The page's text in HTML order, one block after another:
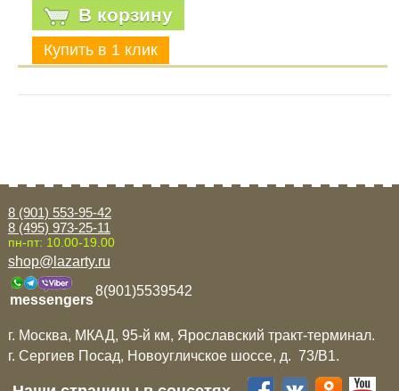
В корзину
8 (901) 553-95-42
8 (495) 973-25-11
пн-пт: 10.00-19.00
shop@lazarty.ru
messengers
8(901)5539542
г. Москва, МКАД, 95-й км, Ярославский тракт-терминал.
г. Сергиев Посад, Новоугличское шоссе, д. 73/B1.